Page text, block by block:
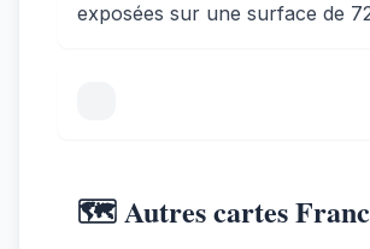
exposées sur une surface de
🗺️ Autres cartes